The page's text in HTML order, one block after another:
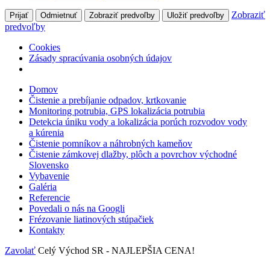
Prijať Odmietnuť Zobraziť predvoľby Uložiť predvoľby
Zobraziť
predvoľby
Cookies
Zásady spracúvania osobných údajov
Domov
Čistenie a prebíjanie odpadov, krtkovanie
Monitoring potrubia, GPS lokalizácia potrubia
Detekcia úniku vody a lokalizácia porúch rozvodov vody
a kúrenia
Čistenie pomníkov a náhrobných kameňov
Čistenie zámkovej dlažby, plôch a povrchov východné
Slovensko
Vybavenie
Galéria
Referencie
Povedali o nás na Googli
Frézovanie liatinových stúpačiek
Kontakty
Zavolať Celý Východ SR - NAJLEPŠIA CENA!